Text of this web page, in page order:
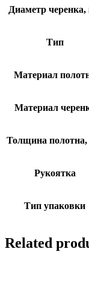
Диаметр
Тип
Материал
Материал
Толщина
Рукоятка
Тип упаковки
Related